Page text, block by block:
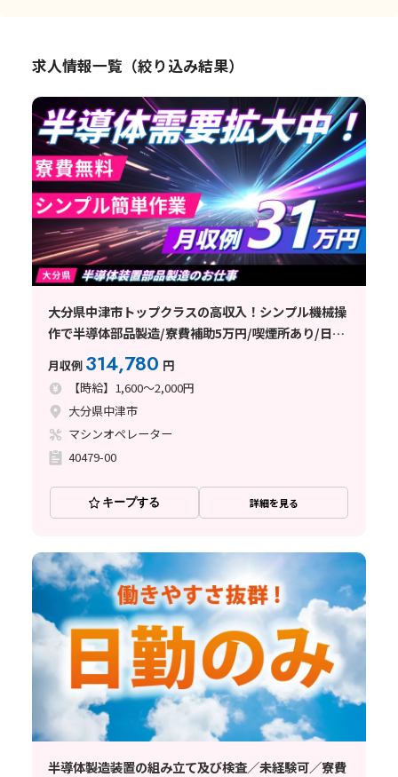
求人情報一覧（絞り込み結果）
大分県中津市トップクラスの高収入！シンプル機械操
作で半導体部品製造/寮費補助5万円/喫煙所あり/日払
い可/無料送迎あり
月収例 314,780 円
【時給】1,600～2,000円
大分県中津市
マシンオペレーター
40479-00
キープする 詳細を見る
半導体製造装置の組み立て及び検査／未経験可／寮費